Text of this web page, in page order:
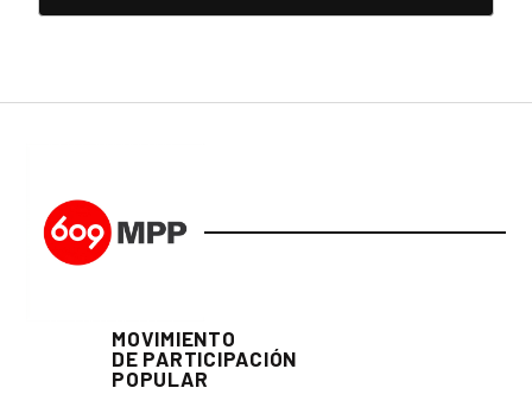
MOVIMIENTO
DE PARTICIPACIÓN
POPULAR